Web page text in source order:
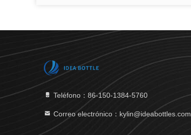
Teléfono：86-150-1384-5760
Correo electrónico：kylin@ideabottles.com